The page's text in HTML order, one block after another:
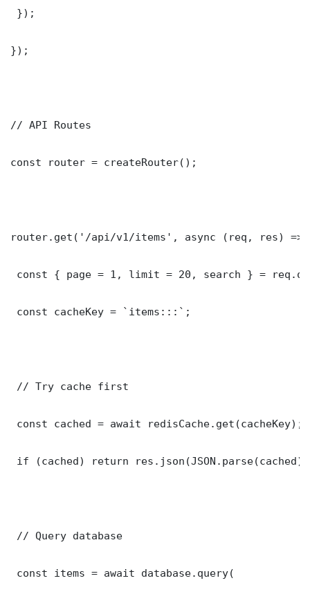
});
});
// API Routes
const router = createRouter();
router.get('/api/v1/items', async (req, res) =>
const { page = 1, limit = 20, search } =
const cacheKey = `items:::`;
// Try cache first
const cached = await redisCache.get(cacheKey);
if (cached) return
// Query database
const items = await database.query(